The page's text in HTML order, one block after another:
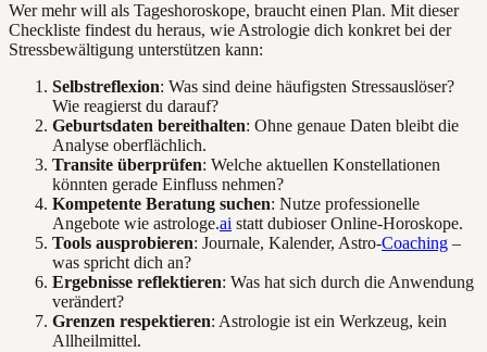
Wer mehr will als Tageshoroskope, braucht einen Plan. Mit dieser
Checkliste findest du heraus, wie Astrologie dich konkret bei der
Stressbewältigung unterstützen kann:
Selbstreflexion: Was sind deine häufigsten Stressauslöser?
Wie reagierst du darauf?
Geburtsdaten bereithalten: Ohne genaue Daten bleibt die
Analyse oberflächlich.
Transite überprüfen: Welche aktuellen Konstellationen
könnten gerade Einfluss nehmen?
Kompetente Beratung suchen: Nutze professionelle
Angebote wie astrologe.ai statt dubioser Online-Horoskope.
Tools ausprobieren: Journale, Kalender, Astro-Coaching –
was spricht dich an?
Ergebnisse reflektieren: Was hat sich durch die Anwendung
verändert?
Grenzen respektieren: Astrologie ist ein Werkzeug, kein
Allheilmittel.